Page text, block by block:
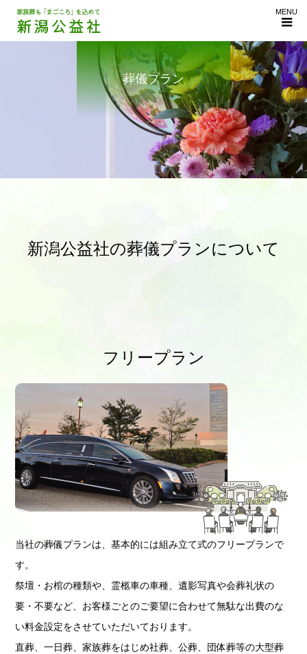
MENU
葬儀プラン
新潟公益社の葬儀プランについて
フリープラン
当社の葬儀プランは、基本的には組み立て式のフリープランで
す。
祭壇・お棺の種類や、霊柩車の車種、遺影写真や会葬礼状の
要・不要など、お客様ごとのご要望に合わせて無駄な出費のな
い料金設定をさせていただいております。
直葬、一日葬、家族葬をはじめ社葬、公葬、団体葬等の大型葬